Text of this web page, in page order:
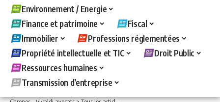
Environnement / Energie
Finance et patrimoine
Fiscal
Immobilier
Professions réglementées
Propriété intellectuelle et TIC
Droit Public
Ressources humaines
Transmission d’entreprise